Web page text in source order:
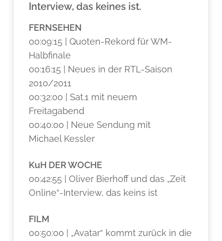
Interview, das keines ist.
FERNSEHEN
00:09:15 | Quoten-Rekord für WM-
Halbfinale
00:16:15 | Neues in der RTL-Saison
2010/2011
00:32:00 | Sat.1 mit neuem
Freitagabend
00:40:00 | Neue Sendung mit
Michael Kessler
KuH DER WOCHE
00:42:55 | Oliver Bierhoff und das „Zeit
Online“-Interview, das keins ist
FILM
00:50:00 | „Avatar“ kommt zurück in die